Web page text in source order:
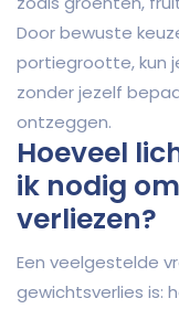
Door bewuste
portiegrootte, kun
zonder jezelf
ontzeggen.
Hoeveel
ik nodig
verliezen?
Een veelgestelde
gewichtsverlies is: